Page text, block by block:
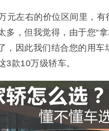
元左右的价位区间里，有
多，但我觉得，由于您“
，因此我们结合您的用
3款10万级轿车。